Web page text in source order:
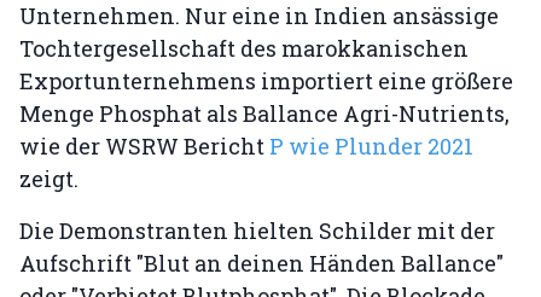
Unternehmen. Nur eine in Indien ansässige
Tochtergesellschaft des marokkanischen
Exportunternehmens importiert eine größere
Menge Phosphat als Ballance Agri-Nutrients,
wie der WSRW Bericht P wie Plunder 2021
zeigt.
Die Demonstranten hielten Schilder mit der
Aufschrift "Blut an deinen Händen Ballance"